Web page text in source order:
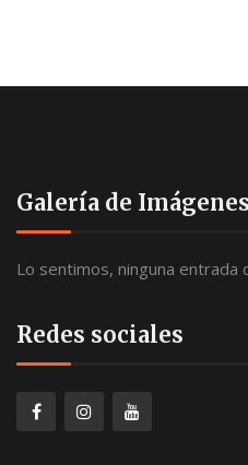
Galería de Imágenes
Lo sentimos, ninguna entrada
Redes sociales